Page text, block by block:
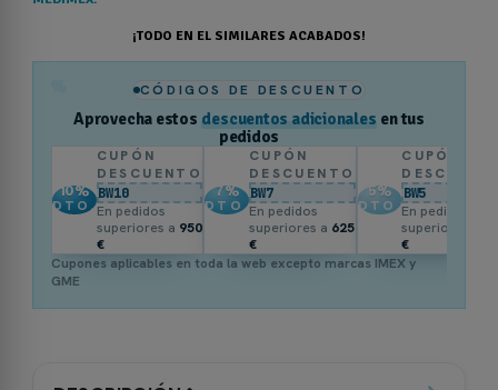
¡TODO EN EL SIMILARES ACABADOS!
CÓDIGOS DE DESCUENTO
Aprovecha estos descuentos adicionales en tus
pedidos
10%
DTO.
CUPÓN
DESCUENTO
BW10
En pedidos
superiores a 950
€
7%
DTO.
CUPÓN
DESCUENTO
BW7
En pedidos
superiores a 625
€
5%
DTO.
CUPÓN
BW5
En pedidos
superiores a
€
Cupones aplicables en toda la web excepto marcas IMEX y
GME